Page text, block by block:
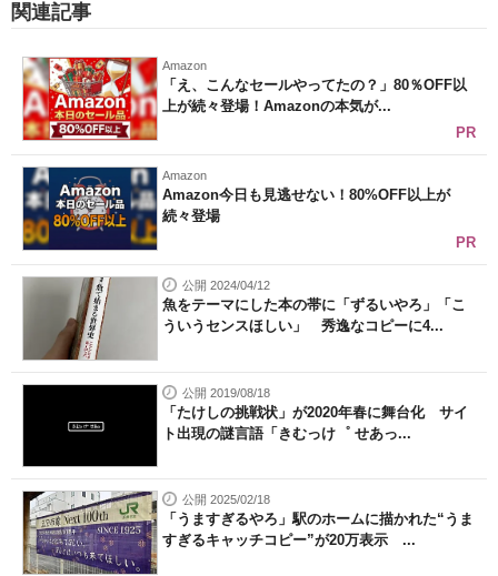
関連記事
Amazon
「え、こんなセールやってたの？」80％OFF以
上が続々登場！Amazonの本気が...
PR
Amazon
Amazon今日も見逃せない！80%OFF以上が
続々登場
PR
公開 2024/04/12
魚をテーマにした本の帯に「ずるいやろ」「こ
ういうセンスほしい」 秀逸なコピーに4...
公開 2019/08/18
「たけしの挑戦状」が2020年春に舞台化 サイ
ト出現の謎言語「きむっけ゜ せあっ...
公開 2025/02/18
「うますぎるやろ」駅のホームに描かれた“うま
すぎるキャッチコピー”が20万表示 ...